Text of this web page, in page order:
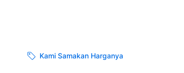
Kami Samakan Harganya